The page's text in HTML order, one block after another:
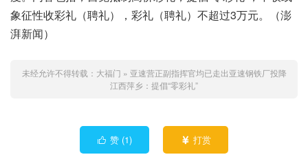
象征性收彩礼（聘礼），彩礼（聘礼）不超过3万元。（澎
湃新闻）
未经允许不得转载： 大福门 » 亚速营正副指挥官均已走出亚速钢铁厂投降
江西萍乡：提倡“零彩礼”
 赞 (1)  打赏